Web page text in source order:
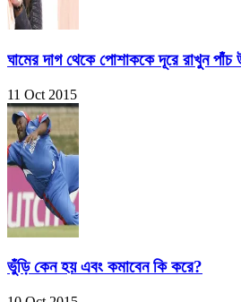
ঘামের দাগ থেকে পোশাককে দূরে রাখুন পাঁচ
11 Oct 2015
ভুঁড়ি কেন হয় এবং কমাবেন কি করে?